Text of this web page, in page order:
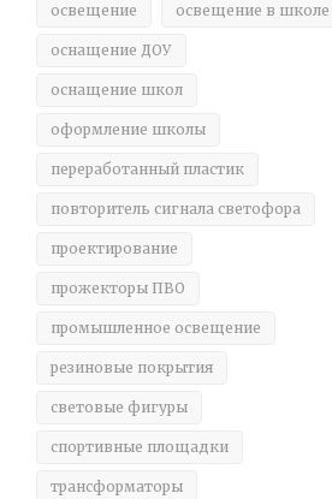
освещение освещение в школе
оснащение ДОУ
оснащение школ
оформление школы
переработанный пластик
повторитель сигнала светофора
проектирование
прожекторы ПВО
промышленное освещение
резиновые покрытия
световые фигуры
спортивные площадки
трансформаторы